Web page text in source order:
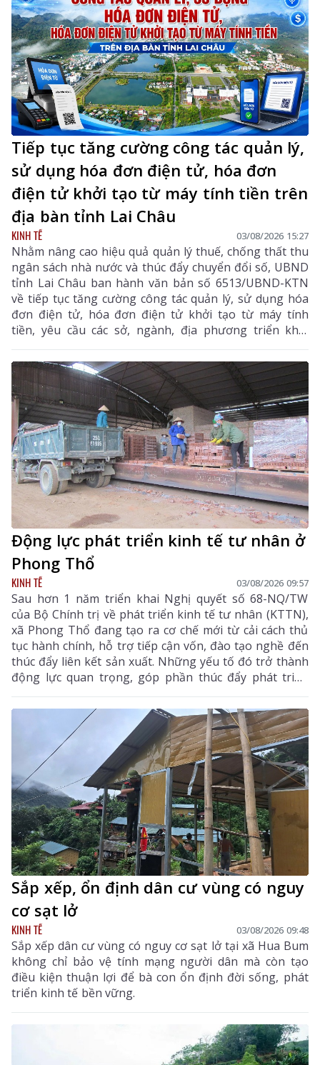
Tiếp tục tăng cường công tác quản lý,
sử dụng hóa đơn điện tử, hóa đơn
điện tử khởi tạo từ máy tính tiền trên
địa bàn tỉnh Lai Châu
KINH TẾ 03/08/2026 15:27
Nhằm nâng cao hiệu quả quản lý thuế, chống thất thu
ngân sách nhà nước và thúc đẩy chuyển đổi số, UBND
tỉnh Lai Châu ban hành văn bản số 6513/UBND-KTN
về tiếp tục tăng cường công tác quản lý, sử dụng hóa
đơn điện tử, hóa đơn điện tử khởi tạo từ máy tính
tiền, yêu cầu các sở, ngành, địa phương triển khai
đồng bộ các giải pháp nhằm nâng cao hiệu quả quản
lý thuế, chống thất thu ngân sách và thúc đẩy chuyển
đổi số trên địa bàn tỉnh.
Động lực phát triển kinh tế tư nhân ở
Phong Thổ
KINH TẾ 03/08/2026 09:57
Sau hơn 1 năm triển khai Nghị quyết số 68-NQ/TW
của Bộ Chính trị về phát triển kinh tế tư nhân (KTTN),
xã Phong Thổ đang tạo ra cơ chế mới từ cải cách thủ
tục hành chính, hỗ trợ tiếp cận vốn, đào tạo nghề đến
thúc đẩy liên kết sản xuất. Những yếu tố đó trở thành
động lực quan trọng, góp phần thúc đẩy phát triển
kinh tế - xã hội của vùng đất biên cương, từng bước
khẳng định rõ nét vai trò của KTTN.
Sắp xếp, ổn định dân cư vùng có nguy
cơ sạt lở
KINH TẾ 03/08/2026 09:48
Sắp xếp dân cư vùng có nguy cơ sạt lở tại xã Hua Bum
không chỉ bảo vệ tính mạng người dân mà còn tạo
điều kiện thuận lợi để bà con ổn định đời sống, phát
triển kinh tế bền vững.